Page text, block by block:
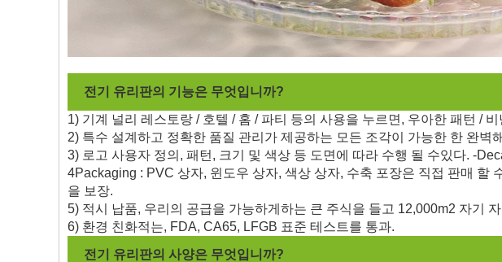
전기 유리판의 기능은 무엇입니까?
1) 기계 널리 레스토랑 / 호텔 / 홈 / 파티 등의 사용을 누르면, 우아한 패턴 / 비
2) 특수 설계하고 정확한 품질 관리가 제공하는 모든 조각이 가능한 한 완벽
3) 로고 사용자 정의, 패턴, 크기 및 색상 등 도면에 따라 수행 될 수있다. -
4Packaging : PVC 상자, 윈도우 상자, 색상 상자, 수축 포장은 직접 판매 할
을 보장.
5) 적시 납품, 우리의 공급을 가능하게하는 큰 주식을 들고 12,000m2 자기
6) 환경 친화적는, FDA, CA65, LFGB 표준 테스트를 통과.
전기 유리판의 사양은 무엇입니까?